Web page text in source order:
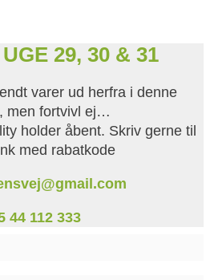
29, 30 & 31
varer ud herfra i denne
men fortvivl ej…
holder åbent. Skriv gerne til
med rabatkode
44 112333